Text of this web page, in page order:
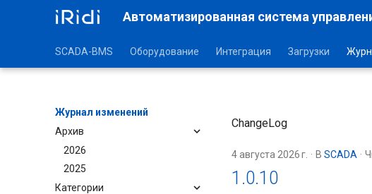
Автоматизированная система
SCADA-BMS Оборудование Интеграция Загрузки
Журнал изменений
Архив
2026
2025
Категории
ChangeLog
4 августа 2026 г. В SCADA
1.0.10